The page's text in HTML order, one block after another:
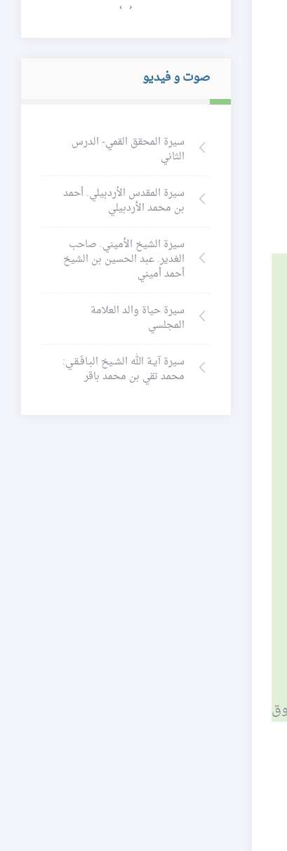
‹
›
صوت و فيديو
سيرة المحقق القمي- الدرس
الثاني
سيرة المقدس الأردبيلي. أحمد
بن محمد الأردبيلي
سيرة الشيخ الأميني. صاحب
الغدير. عبد الحسين بن الشيخ
أحمد أميني
سيرة حياة والد العلامة
المجلسي
سيرة آيـة الله الشـيخ البـافَـقـي:
محمد تقي بن محمد باقر